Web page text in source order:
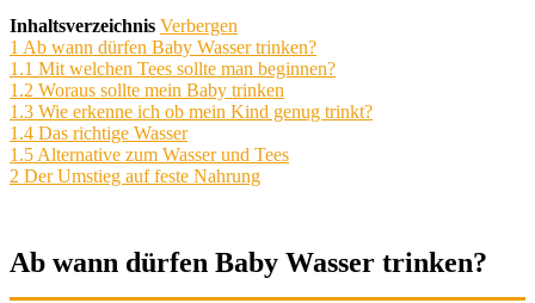
Inhaltsverzeichnis Verbergen
1 Ab wann dürfen Baby Wasser trinken?
1.1 Mit welchen Tees sollte man beginnen?
1.2 Woraus sollte mein Baby trinken
1.3 Wie erkenne ich ob mein Kind genug trinkt?
1.4 Das richtige Wasser
1.5 Alternative zum Wasser und Tees
2 Der Umstieg auf feste Nahrung
Ab wann dürfen Baby Wasser trinken?